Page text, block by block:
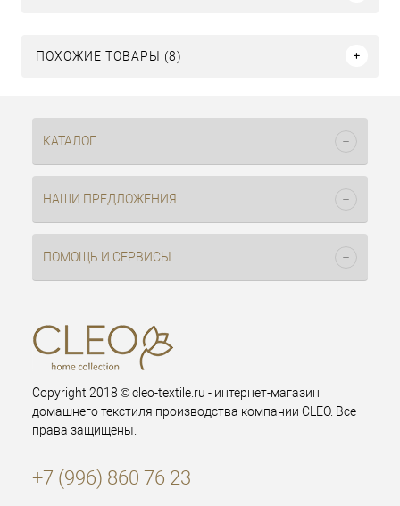
ПОХОЖИЕ ТОВАРЫ (8)
КАТАЛОГ
НАШИ ПРЕДЛОЖЕНИЯ
ПОМОЩЬ И СЕРВИСЫ
Copyright 2018 © cleo-textile.ru - интернет-магазин
домашнего текстиля производства компании CLEO. Все
права защищены.
+7 (996) 860 76 23